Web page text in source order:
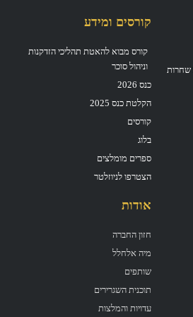
קורסים ומידע
קורס מבוא להאטת תהליכי הזדקנות
וניהול סוכר
כנס 2026
הקלטת כנס 2025
קורסים
בלוג
ספרים מומלצים
הצטרפו לניוזלטר
אודות
חזון החברה
מיה אלחלל
שותפים
תוכנית השגרירים
עדויות והמלצות